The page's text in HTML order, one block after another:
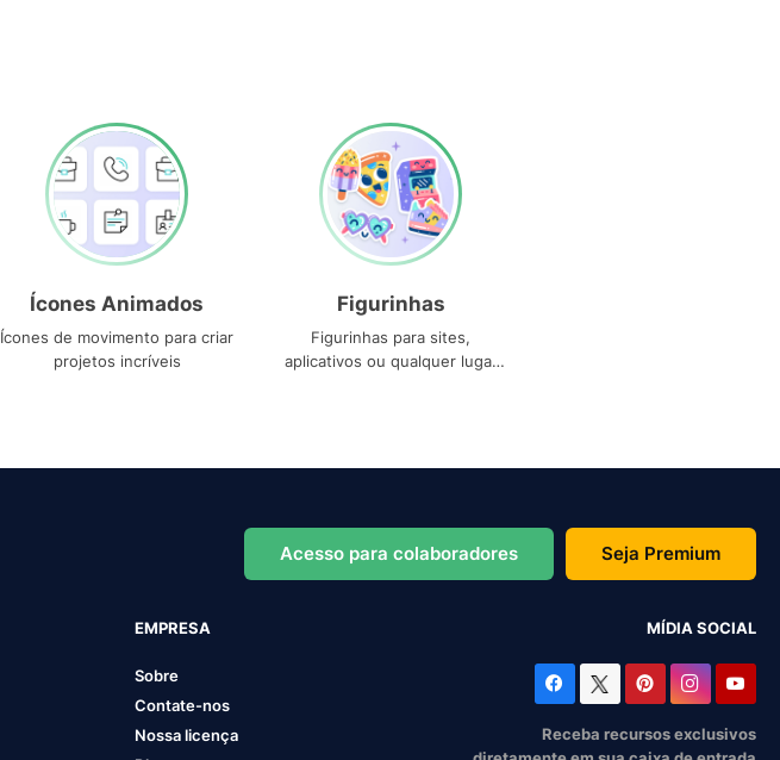
Ícones Animados
Ícones de movimento para criar
projetos incríveis
Figurinhas
Figurinhas para sites,
aplicativos ou qualquer lugar
Acesso para colaboradores Seja Premium
EMPRESA
Sobre
Contate-nos
Nossa licença
MÍDIA SOCIAL
Receba recursos exclusivos